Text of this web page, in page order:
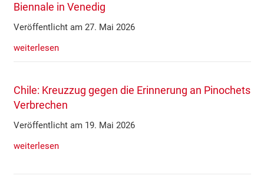
Biennale in Venedig
Veröffentlicht am 27. Mai 2026
weiterlesen
Chile: Kreuzzug gegen die Erinnerung an Pinochets
Verbrechen
Veröffentlicht am 19. Mai 2026
weiterlesen